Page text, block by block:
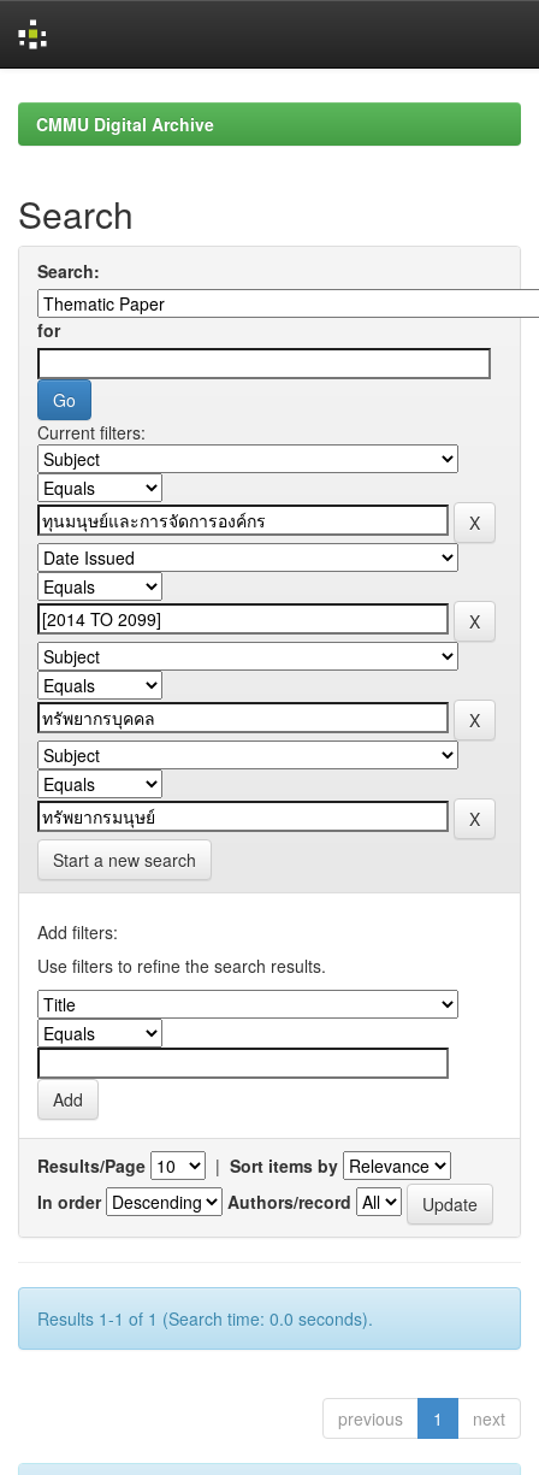
navigationCMMU Digital Archive
Search
Search:
for
Current filters:
Start a new search
Add filters:
Use filters to refine the search results.
Results/Page | Sort items by
In order
Authors/record
Results 1-1 of 1 (Search time: 0.0 seconds).
previous 1 next